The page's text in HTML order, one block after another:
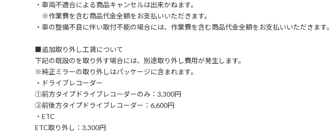
・車両不適合による商品キャンセルは出来かねます。
※作業費を含む商品代金全額をお支払いいただきます。
・車の整備不良に伴い取付不能の場合には、作業費を含む商品代金全額をお支払いいただきます。
■追加取り外し工賃について
下記の既設のを取り外す場合には、別途取り外し費用が発生します。
※純正ミラーの取り外しはパッケージに含まれます。
・ドライブレコーダー
①前方タイプドライブレコーダーのみ：3,300円
②前後方タイプドライブレコーダー：6,600円
・ETC
ETC取り外し：3,300円